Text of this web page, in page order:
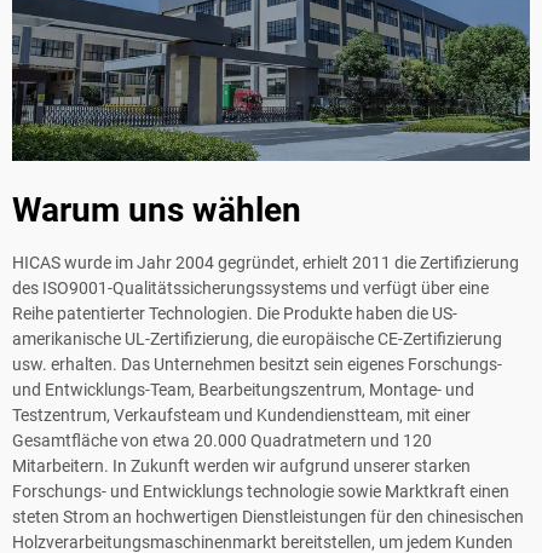
Warum uns wählen
HICAS wurde im Jahr 2004 gegründet, erhielt 2011 die Zertifizierung
des ISO9001-Qualitätssicherungssystems und verfügt über eine
Reihe patentierter Technologien. Die Produkte haben die US-
amerikanische UL-Zertifizierung, die europäische CE-Zertifizierung
usw. erhalten. Das Unternehmen besitzt sein eigenes Forschungs-
und Entwicklungs-Team, Bearbeitungszentrum, Montage- und
Testzentrum, Verkaufsteam und Kundendienstteam, mit einer
Gesamtfläche von etwa 20.000 Quadratmetern und 120
Mitarbeitern. In Zukunft werden wir aufgrund unserer starken
Forschungs- und Entwicklungs technologie sowie Marktkraft einen
steten Strom an hochwertigen Dienstleistungen für den chinesischen
Holzverarbeitungsmaschinenmarkt bereitstellen, um jedem Kunden